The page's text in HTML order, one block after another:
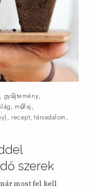
, gyűjtemény,
, műfaj,
, recept,társadalom,
szerek
most fel kell